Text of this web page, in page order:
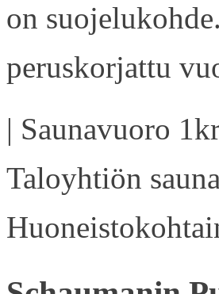
on
peruskorjattu
| Saunavuoro
Taloyhtiön